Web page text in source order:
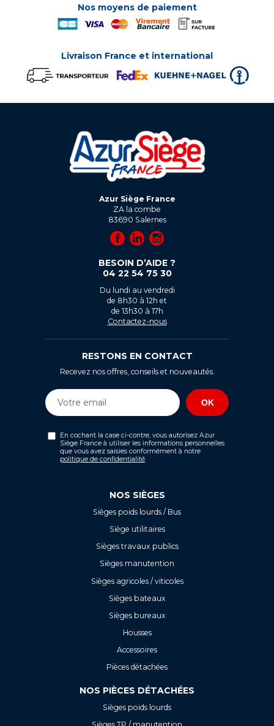
Nos moyens de paiement
Livraison France et international
Azur Siège France
ZA la combe
83690 Salernes
BESOIN D’AIDE ?
04 22 54 75 30
Du lundi au vendredi
de 8h30 à 12h et
de 13h30 à 17h
Contactez-nous
RESTONS EN CONTACT
Recevez nos offres, conseils et nouveautés.
En cochant la case ci-contre, vous autorisez Azur
Siège France à utiliser les informations personnelles
que vous avez saisies conformément à notre
politique de confidentialité.
NOS SIÈGES
Sièges poids lourds / Bus
Siège utilitaires
Sièges travaux publics
Sièges manutention
Sièges agricoles / viticoles
Sièges bateaux
Sièges bureaux
Housses
Accessoires
Pièces détachées
NOS PIÈCES DÉTACHÉES
Sièges poids lourds